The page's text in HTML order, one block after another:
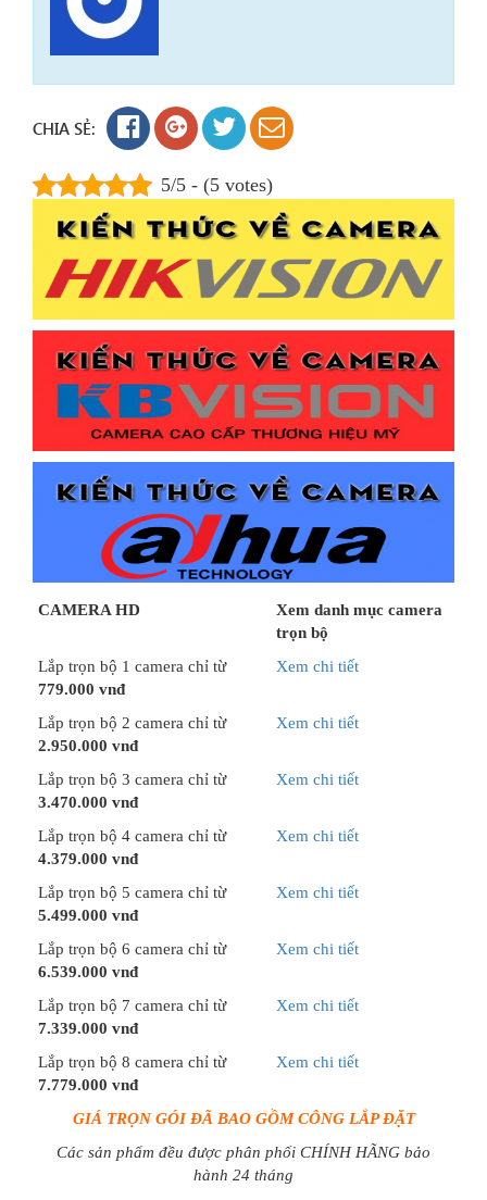
CHIA SẺ:
5/5 - (5 votes)
CAMERA HD
Xem danh mục camera
trọn bộ
Lắp trọn bộ 1 camera chỉ từ
779.000 vnđ
Xem chi tiết
Lắp trọn bộ 2 camera chỉ từ
2.950.000 vnđ
Xem chi tiết
Lắp trọn bộ 3 camera chỉ từ
3.470.000 vnđ
Xem chi tiết
Lắp trọn bộ 4 camera chỉ từ
4.379.000 vnđ
Xem chi tiết
Lắp trọn bộ 5 camera chỉ từ
5.499.000 vnđ
Xem chi tiết
Lắp trọn bộ 6 camera chỉ từ
6.539.000 vnđ
Xem chi tiết
Lắp trọn bộ 7 camera chỉ từ
7.339.000 vnđ
Xem chi tiết
Lắp trọn bộ 8 camera chỉ từ
7.779.000 vnđ
Xem chi tiết
GIÁ TRỌN GÓI ĐÃ BAO GỒM CÔNG LẮP ĐẶT
Các sản phẩm đều được phân phối CHÍNH HÃNG bảo
hành 24 tháng